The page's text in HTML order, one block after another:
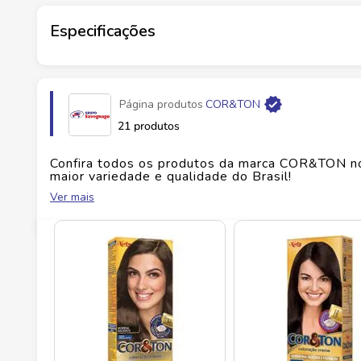
Especificações
Fabricante LOREAL BRASIL COMERCIAL DE
EAN 7896000705921
Id do produto
Página produtos COR&TON
21 produtos
Confira todos os produtos da marca COR&TON
maior variedade e qualidade do Brasil!
No Savegnago, você encontra uma ampla
Ver mais